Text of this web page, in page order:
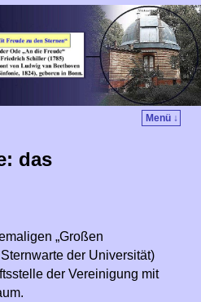
Menü ↓
das
„Großen
der Universität)
der Vereinigung mit